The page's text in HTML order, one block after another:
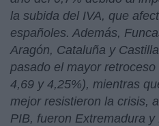
la subida del IVA, que
españoles. Además,
Aragón, Cataluña y
pasado el mayor
4,69 y 4,25%), mientras
mejor resistieron la crisis,
PIB, fueron Extremadura y